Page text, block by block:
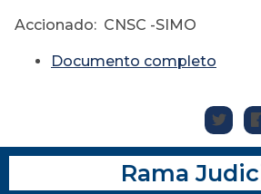
Accionado: CNSC -SIMO
Documento completo
Rama